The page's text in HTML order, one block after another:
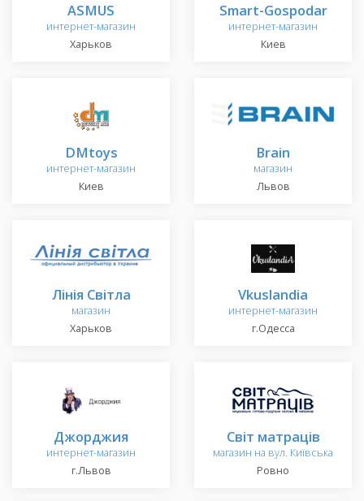
ASMUS
интернет-магазин
Харьков
Smart-Gospodar
интернет-магазин
Киев
DMtoys
интернет-магазин
Киев
Brain
магазин
Львов
Лінія Світла
магазин
Харьков
Vkuslandia
интернет-магазин
г.Одесса
Джорджия
интернет-магазин
г.Львов
Світ матраців
магазин на вул. Київська
Ровно